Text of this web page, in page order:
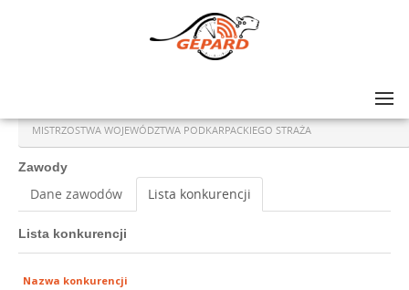
MISTRZOSTWA WOJEWÓDZTWA PODKARPACKIEGO STRAŻA
Zawody
Dane zawodów Lista konkurencji
Lista konkurencji
Nazwa konkurencji